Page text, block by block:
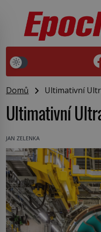
Domů Ultimativní
Ultimativní
JAN ZELENKA